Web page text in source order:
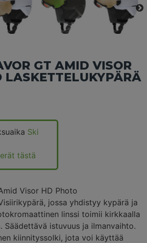
GT AMID VISOR
LASKETTELUKYPÄRÄ
Ski
tästä
Visor HD Photo
jossa yhdistyy kypärä ja
linssi toimii kirkkaalla
Säädettävä istuvuus ja ilmanvaihto.
kiinnityssolki, jota voi käyttää